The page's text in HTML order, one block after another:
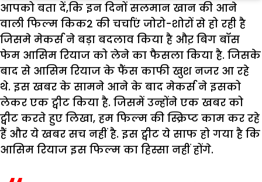
आपको बता दें,कि इन दिनों सलमान खान की आने
वाली फिल्म किक2 की चर्चाएं जोरो-शोरों से हो रही है
जिसमे मेकर्स ने बड़ा बदलाव किया है औऱ बिग बॉस
फेम आसिम रियाज को लेने का फैसला किया है. जिसके
बाद से आसिम रियाज के फैंस काफी खुश नजर आ रहे
थे. इस खबर के सामने आने के बाद मेकर्स ने इसको
लेकर एक ट्वीट किया है. जिसमें उन्होंने एक खबर को
ट्वीट करते हुए लिखा, हम फिल्म की स्क्रिप्ट काम कर रहे
हैं और ये खबर सच नहीं है. इस ट्वीट ये साफ हो गया है कि
आसिम रियाज इस फिल्म का हिस्सा नहीं होंगे.